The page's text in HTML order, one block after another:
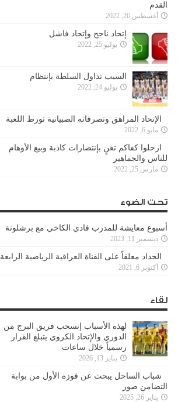
القدم
أغسطس 26, 2022
إتحاد ناجح وإتحاد فاشل
يوليو 25, 2022
السبب تداول السلطة بإنتظام
يوليو 24, 2022
الإتحاد المراهق وتصرفاته الصبيانية تورط اللعبة
مايو 6, 2022
ارحلوا كفاكم تغنٍ بإنتصارات كاذبة وبيع الأوهام
للناس والجماهير
مارس 25, 2022
تحت الضوء
أسبوع معايشة للمدرب فادي الكاخي مع برشلونة
ديسمبر 11, 2023
الحداد معلقاً على القناة العراقية الرياضية الرابعة
أكتوبر 6, 2021
لقاء
لهذه الأسباب إنسحب فريق البرج من
الدوري والإتحاد الكروي يتبلغ القرار
رسمياً خلال ساعات
يناير 13, 2026
شباب الساحل يبحث عن فوزه الأول من بوابة
التضامن صور
يناير 26, 2025